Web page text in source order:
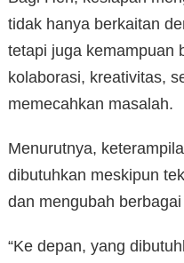
tidak hanya berkaitan
tetapi juga kemampuan
kolaborasi, kreativitas,
memecahkan masalah.
Menurutnya,
dibutuhkan meskipun
dan mengubah
“Ke depan, yang